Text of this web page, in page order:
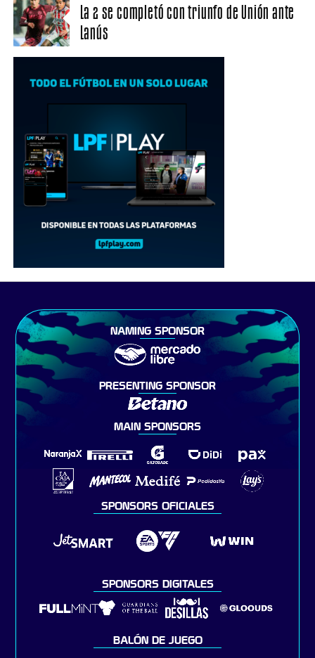
La 2 se completó con triunfo de Unión ante
Lanús
NAMING SPONSOR
PRESENTING SPONSOR
MAIN SPONSORS
SPONSORS OFICIALES
SPONSORS DIGITALES
BALÓN DE JUEGO